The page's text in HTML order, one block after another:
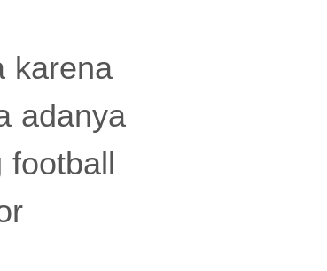
karena
adanya
football